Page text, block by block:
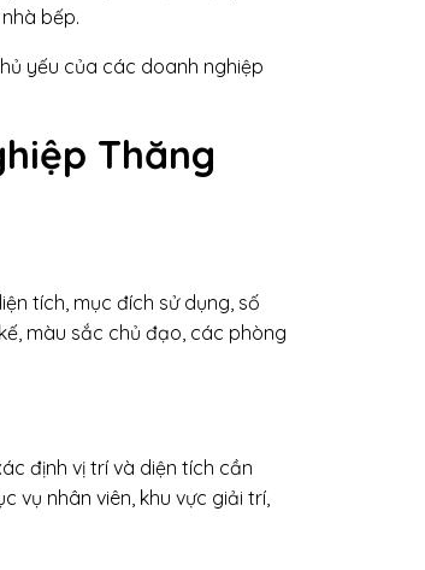
bếp.
yếu của các doanh nghiệp
Thăng
tích, mục đích sử dụng, số
màu sắc chủ đạo, các phòng
định vị trí và diện tích cần
vụ nhân viên, khu vực giải trí,